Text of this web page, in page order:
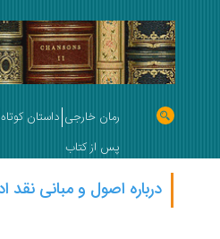
رمان خارجی داستان کوتاه
پس از کتاب
درباره اصول و مبانی نقد